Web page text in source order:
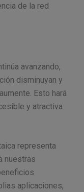
de la red
avanzando,
disminuyan y
Esto hará
y atractiva
representa
nuestras
aplicaciones,